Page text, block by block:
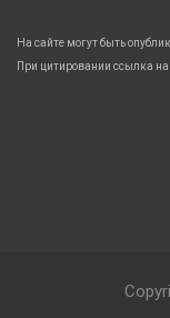
На сайте могут быть
При цитировании ссылка на